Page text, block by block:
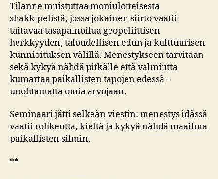
Tilanne muistuttaa moniulotteisesta
shakkipelistä, jossa jokainen siirto vaatii
taitavaa tasapainoilua geopoliittisen
herkkyyden, taloudellisen edun ja kulttuurisen
kunnioituksen välillä. Menestykseen tarvitaan
sekä kykyä nähdä pitkälle että valmiutta
kumartaa paikallisten tapojen edessä –
unohtamatta omia arvojaan.
Seminaari jätti selkeän viestin: menestys idässä
vaatii rohkeutta, kieltä ja kykyä nähdä maailma
paikallisten silmin.
**